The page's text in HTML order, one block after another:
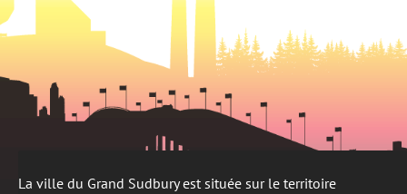
La ville du Grand Sudbury est située sur le territoire